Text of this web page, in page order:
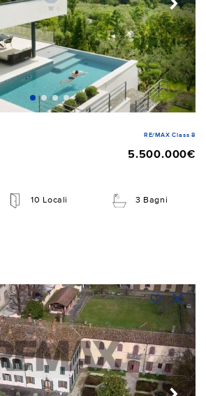
RE/MAX Class 8
5.500.000€
10 Locali 3 Bagni